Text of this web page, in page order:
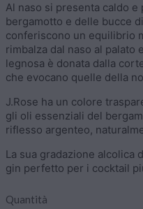
Al naso si presenta caldo
bergamotto e delle bucce
conferiscono un equilibrio
rimbalza dal naso al palato
legnosa è donata dalla
che evocano quelle della
J.Rose ha un colore
gli oli essenziali del
riflesso argenteo,
La sua gradazione alcolica
gin perfetto per i cocktail
Quantità